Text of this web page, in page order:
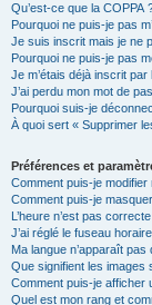
Qu’est-ce que la COPPA
Pourquoi ne puis-je pas
Je suis inscrit mais je ne
Pourquoi ne puis-je pas
Je m’étais déjà inscrit
J’ai perdu mon mot de
Pourquoi suis-je
À quoi sert « Supprimer
Préférences et
Comment puis-je
Comment puis-je
L’heure n’est pas correcte
J’ai réglé le fuseau
Ma langue n’apparaît pas
Que signifient les images
Comment puis-je afficher
Quel est mon rang et